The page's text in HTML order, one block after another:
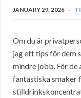
JANUARY 29, 2026
Om du är
jag ett tips för dem
mindre jobb. För de
fantastiska smaker